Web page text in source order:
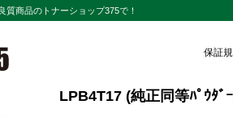
質商品のトナーショップ375で！
保証
LPB4T17 (純正同等ﾊﾟｳﾀﾞ